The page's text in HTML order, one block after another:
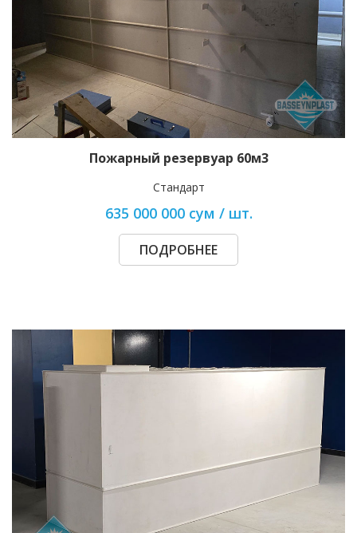
Пожарный резервуар 60м3
Стандарт
635 000 000 сум / шт.
ПОДРОБНЕЕ